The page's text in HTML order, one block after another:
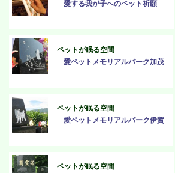
愛する我が子へのペット祈願
ペットが眠る空間
愛ペットメモリアルパーク加茂
ペットが眠る空間
愛ペットメモリアルパーク伊賀
ペットが眠る空間